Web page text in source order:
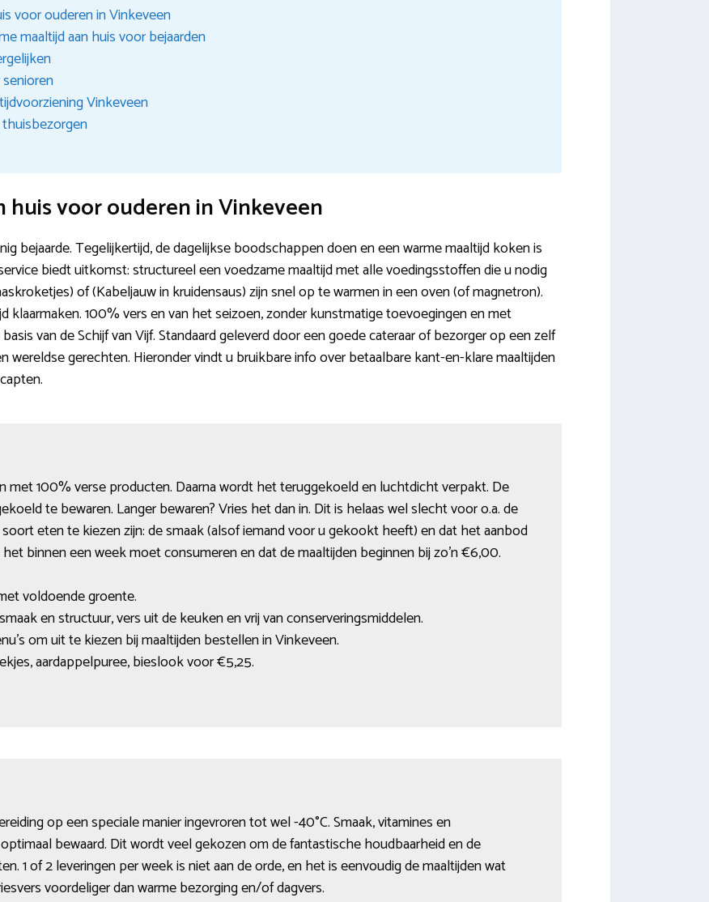
voor ouderen in Vinkeveen
maaltijd aan huis voor bejaarden
Vinkeveen
huis voor ouderen in Vinkeveen
bejaarde. Tegelijkertijd, de dagelijkse boodschappen doen en een warme maaltijd koken is
biedt uitkomst: structureel een voedzame maaltijd met alle voedingsstoffen die u nodig
of (Kabeljauw in kruidensaus) zijn snel op te warmen in een oven (of magnetron).
klaarmaken. 100% vers en van het seizoen, zonder kunstmatige toevoegingen en met
van de Schijf van Vijf. Standaard geleverd door een goede cateraar of bezorger op een zelf
wereldse gerechten. Hieronder vindt u bruikbare info over betaalbare kant-en-klare maaltijden
met 100% verse producten. Daarna wordt het teruggekoeld en luchtdicht verpakt. De
te bewaren. Langer bewaren? Vries het dan in. Dit is helaas wel slecht voor o.a. de
eten te kiezen zijn: de smaak (alsof iemand voor u gekookt heeft) en dat het aanbod
binnen een week moet consumeren en dat de maaltijden beginnen bij zo’n €6,00.
voldoende groente.
en structuur, vers uit de keuken en vrij van conserveringsmiddelen.
om uit te kiezen bij maaltijden bestellen in Vinkeveen.
aardappelpuree, bieslook voor €5,25.
op een speciale manier ingevroren tot wel -40°C. Smaak, vitamines en
bewaard. Dit wordt veel gekozen om de fantastische houdbaarheid en de
1 of 2 leveringen per week is niet aan de orde, en het is eenvoudig de maaltijden wat
voordeliger dan warme bezorging en/of dagvers.